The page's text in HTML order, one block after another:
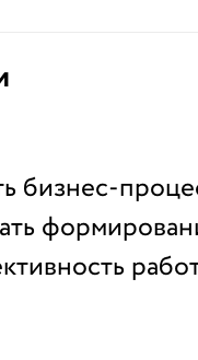
бизнес-